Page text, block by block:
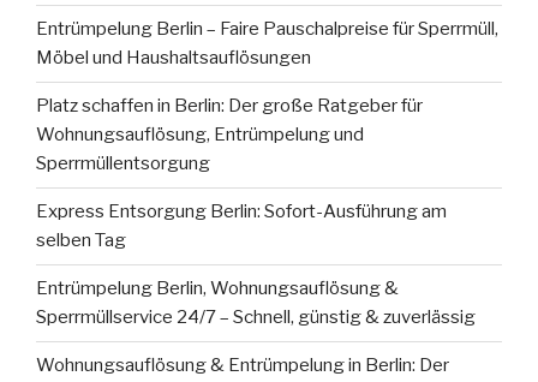
Entrümpelung Berlin – Faire Pauschalpreise für Sperrmüll,
Möbel und Haushaltsauflösungen
Platz schaffen in Berlin: Der große Ratgeber für
Wohnungsauflösung, Entrümpelung und
Sperrmüllentsorgung
Express Entsorgung Berlin: Sofort-Ausführung am
selben Tag
Entrümpelung Berlin, Wohnungsauflösung &
Sperrmüllservice 24/7 – Schnell, günstig & zuverlässig
Wohnungsauflösung & Entrümpelung in Berlin: Der